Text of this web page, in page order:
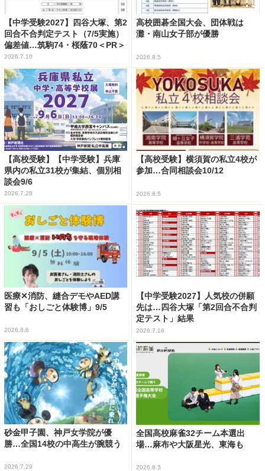
【中学受験2027】四谷大塚、第2
回合不合判定テスト（7/5実施）
偏差値…筑駒74・桜蔭70＜PR＞
2026.7.10
高校囲碁全国大会、団体戦は
灘・南山女子部が優勝
2026.8.5
【高校受験】【中学受験】兵庫
県内の私立31校が集結、個別相
談会9/6
2026.7.28
【高校受験】横須賀の私立4校が
参加…合同相談会10/12
2026.8.5
医療✕消防、縫合デモやAED講
習も「おしごと体験博」9/5
2026.8.6
【中学受験2027】人気校の併願
先は…四谷大塚「第2回合不合判
定テスト」結果
2026.7.16
砂金甲子園、神戸女学院が優
勝…全国14校の中高生が腕競う
2026.7.29
全国高校麻雀32チーム本選出
場…麻布や大阪星光、東海も
2026.8.5